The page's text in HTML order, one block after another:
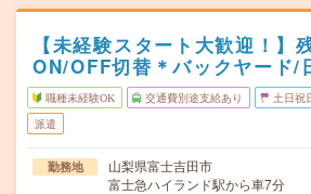
【未経験スタート大歓迎！】
ON/OFF切替＊バックヤード/
職種未経験OK 交通費別途支給あり 土日祝
派遣
勤務地
山梨県富士吉田市
富士急ハイランド駅から車7分